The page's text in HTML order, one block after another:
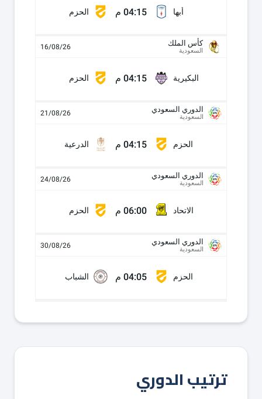
أبها 04:15 م الحزم
كأس الملك
السعودية 16/08/26
البكيرية 04:15 م الحزم
الدوري السعودي
السعودية 21/08/26
الحزم 04:15 م الدرعية
الدوري السعودي
السعودية 24/08/26
الاتحاد 06:00 م الحزم
الدوري السعودي
السعودية 30/08/26
الحزم 04:05 م الشباب
ترتيب الدوري